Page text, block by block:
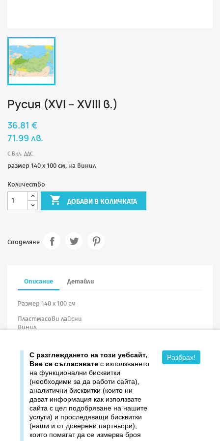
Русия (XVI – XVIII в.)
36.81 €
71.99 лв.
С вкл. ДДС
размер 140 х 100 см, на винил
Количество
 ДОБАВИ В КОЛИЧКАТА
Споделяне
Описание Детайли
Размер 140 х 100 см
Пластмасови лайсни
Винил
Продукти
Издателство ДОМИНО
С разглеждането на този уебсайт,
Вие се съгласявате с използването
на функционални бисквитки
(необходими за да работи сайта),
аналитични бисквитки (които ни
дават информация как използвате
сайта с цел подобряване на нашите
услуги) и проследяващи бисквитки
(наши и от доверени партньори),
които помагат да се измерва броя
Разбрах!